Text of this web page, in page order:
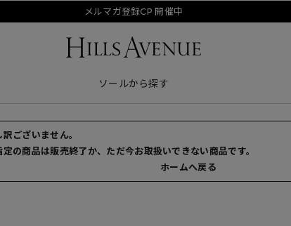
メルマガ登録CP 開催中
ソールから探す
訳ございません。
定の商品は販売終了か、ただ今お取扱いできない商品です。
ホームへ戻る